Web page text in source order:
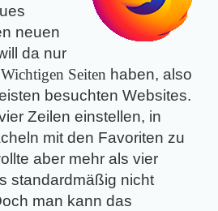
neuen
da nur
Wichtigen Seiten haben, also
besuchten Websites.
Zeilen einstellen, in
mit den Favoriten zu
aber mehr als vier
standardmäßig nicht
man kann das